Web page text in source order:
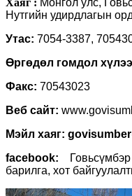
Нутгийн удирдлагын
Утас: 7054-3387,
Өргөдөл гомдол
Факс: 70543023
Веб сайт:
Мэйл хаяг: govisumber
facebook:
барилга, хот